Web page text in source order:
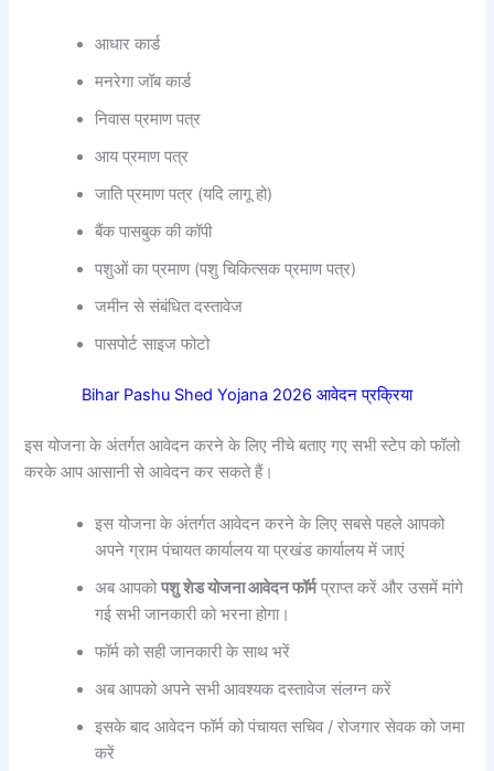
आधार कार्ड
मनरेगा जॉब कार्ड
निवास प्रमाण पत्र
आय प्रमाण पत्र
जाति प्रमाण पत्र (यदि लागू हो)
बैंक पासबुक की कॉपी
पशुओं का प्रमाण (पशु चिकित्सक प्रमाण पत्र)
जमीन से संबंधित दस्तावेज
पासपोर्ट साइज फोटो
Bihar Pashu Shed Yojana 2026 आवेदन प्रक्रिया
इस योजना के अंतर्गत आवेदन करने के लिए नीचे बताए गए सभी स्टेप को फॉलो
करके आप आसानी से आवेदन कर सकते हैं।
इस योजना के अंतर्गत आवेदन करने के लिए सबसे पहले आपको
अपने ग्राम पंचायत कार्यालय या प्रखंड कार्यालय में जाएं
अब आपकोपशु शेड योजना आवेदन फॉर्मप्राप्त करें और उसमें मांगे
गई सभी जानकारी को भरना होगा।
फॉर्म को सही जानकारी के साथ भरें
अब आपको अपने सभी आवश्यक दस्तावेज संलग्न करें
इसके बाद आवेदन फॉर्म को पंचायत सचिव / रोजगार सेवक को जमा
करें